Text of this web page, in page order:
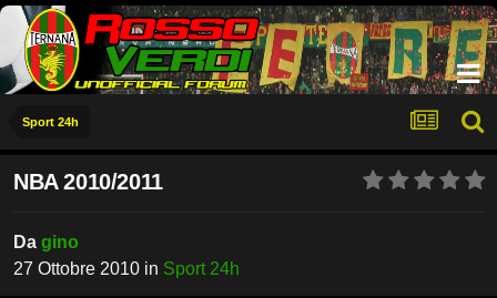
Sport 24h
NBA 2010/2011
Da gino
27 Ottobre 2010 in Sport 24h